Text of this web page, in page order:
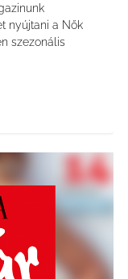
nyújtani a Nők
szezonális